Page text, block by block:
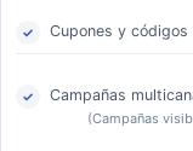
Cupones y códigos
Campañas
(Campañas